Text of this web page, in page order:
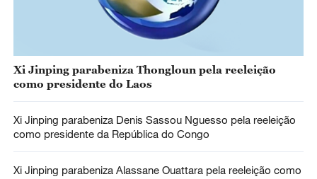
Xi Jinping parabeniza Thongloun pela reeleição
como presidente do Laos
Xi Jinping parabeniza Denis Sassou Nguesso pela reeleição
como presidente da República do Congo
Xi Jinping parabeniza Alassane Ouattara pela reeleição como